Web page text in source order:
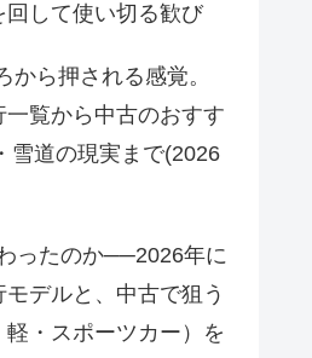
回して使い切る歓び
から押される感覚。
覧から中古のおすす
雪道の現実まで(2026
ったのか──2026年に
デルと、中古で狙う
・スポーツカー）を